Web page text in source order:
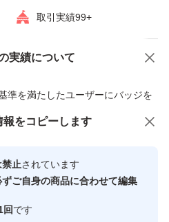
取引実績99+
実績について
準を満たしたユーザーにバッジを
心・安全なユーザーです
商品への質問
報をコピーします
禁止されています
ずご自身の商品に合わせて編集
回です
ススメ